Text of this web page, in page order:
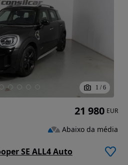
1 / 6
SE ALL4 Auto
21 980 EUR
Abaixo da média